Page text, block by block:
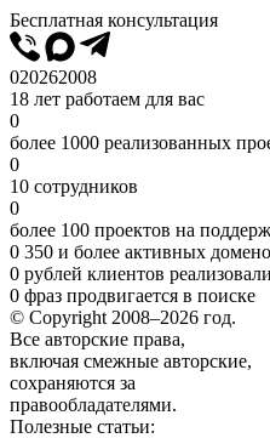
Бесплатная консультация
020262008
18 лет работаем для вас
0
более 1000 реализованных
0
10 сотрудников
0
более 100 проектов на
0 350 и более активных
0 рублей клиентов
0 фраз продвигается в поиске
© Copyright 2008–2026 год.
Все авторские права,
включая смежные авторские,
сохраняются за
правообладателями.
Полезные статьи: